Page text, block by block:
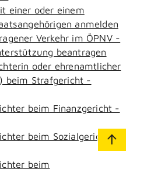
einer oder einem
anmelden
Verkehr im ÖPNV -
beantragen
oder ehrenamtlicher
beim Strafgericht -
beim Finanzgericht -
beim Sozialgericht -
beim